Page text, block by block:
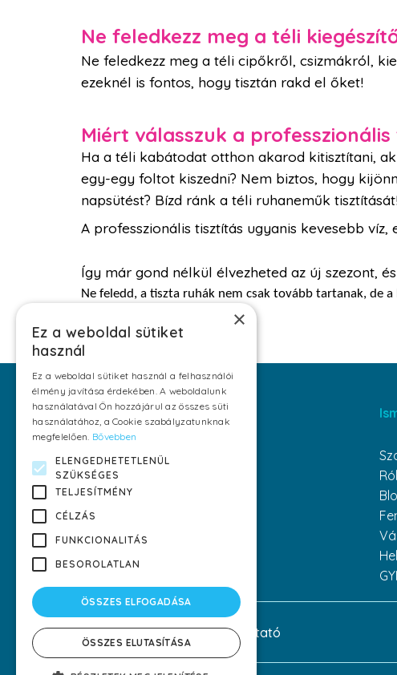
Ne feledkezz meg a téli
Ne feledkezz meg a téli cipőkről, csizmákról,
ezeknél is fontos, hogy tisztán rakd el őket!
Miért válasszuk a
Ha a téli kabátodat otthon akarod kitisztítani,
egy-egy foltot kiszedni? Nem biztos, hogy
napsütést? Bízd ránk a téli ruhaneműk
A professzionális tisztítás ugyanis kevesebb
Így már gond nélkül élvezheted az új szezont,
Ne feledd, a tiszta ruhák nem csak tovább tartanak, de
Magyarország első digitalizált,
háztól házig mosodai
szolgáltatása, AquaTouch
technológiával.
ÁSZF Adatkezelési tájékoztató
×
Ez a weboldal sütiket
használ
Ez a weboldal sütiket használ a felhasználói
élmény javítása érdekében. A weboldalunk
használatával Ön hozzájárul az összes süti
használatához, a Cookie szabályzatunknak
megfelelően. Bővebben
ELENGEDHETETLENÜL
SZÜKSÉGES
TELJESÍTMÉNY
CÉLZÁS
FUNKCIONALITÁS
BESOROLATLAN
ÖSSZES ELFOGADÁSA
ÖSSZES ELUTASÍTÁSA